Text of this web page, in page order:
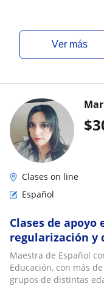
ver más
$
Clases on line
Español
Clases de apoyo
regularización y
Maestra de Español
Educación, con más
grupos de distintas